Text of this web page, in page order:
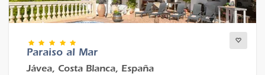
Paraiso al Mar
Jávea, Costa Blanca, España